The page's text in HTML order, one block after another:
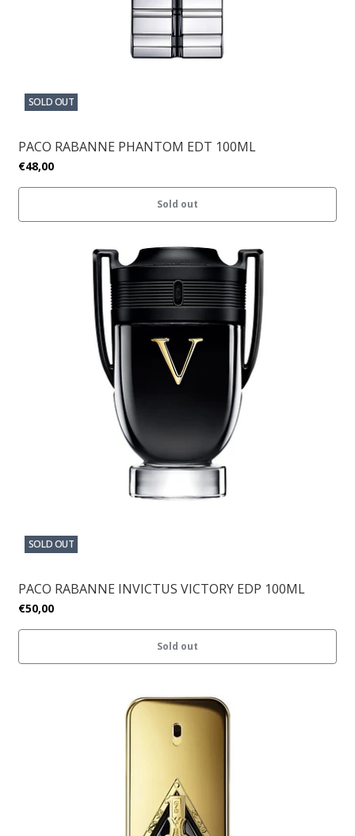
SOLD OUT
PACO RABANNE PHANTOM EDT 100ML
€48,00
Sold out
SOLD OUT
PACO RABANNE INVICTUS VICTORY EDP 100ML
€50,00
Sold out